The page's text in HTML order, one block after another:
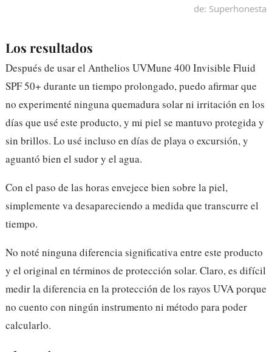
de: Superhonesta
Los resultados
Después de usar el Anthelios UVMune 400 Invisible Fluid
SPF 50+ durante un tiempo prolongado, puedo afirmar que
no experimenté ninguna quemadura solar ni irritación en los
días que usé este producto, y mi piel se mantuvo protegida y
sin brillos. Lo usé incluso en días de playa o excursión, y
aguantó bien el sudor y el agua.
Con el paso de las horas envejece bien sobre la piel,
simplemente va desapareciendo a medida que transcurre el
tiempo.
No noté ninguna diferencia significativa entre este producto
y el original en términos de protección solar. Claro, es difícil
medir la diferencia en la protección de los rayos UVA porque
no cuento con ningún instrumento ni método para poder
calcularlo.